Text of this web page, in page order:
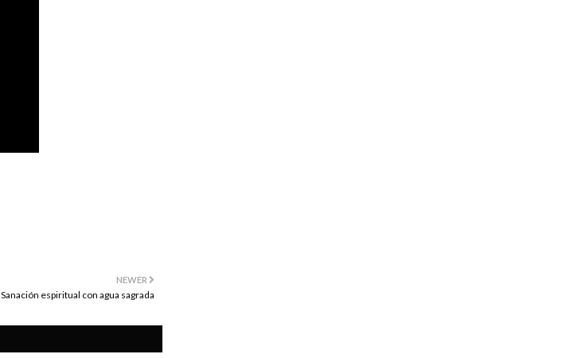
NEWER
Sanación espiritual con agua sagrada